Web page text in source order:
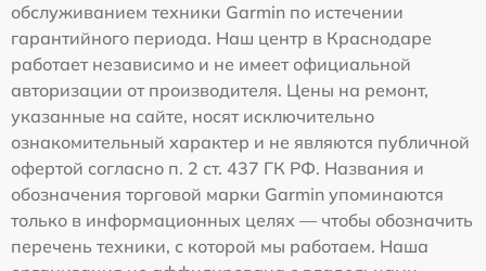
обслуживанием техники Garmin по истечении
гарантийного периода. Наш центр в Краснодаре
работает независимо и не имеет официальной
авторизации от производителя. Цены на ремонт,
указанные на сайте, носят исключительно
ознакомительный характер и не являются публичной
офертой согласно п. 2 ст. 437 ГК РФ. Названия и
обозначения торговой марки Garmin упоминаются
только в информационных целях — чтобы обозначить
перечень техники, с которой мы работаем. Наша